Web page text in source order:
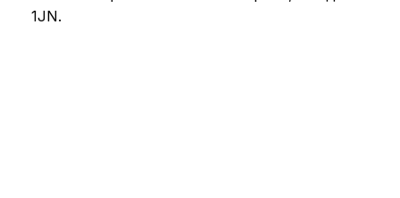
1JN.